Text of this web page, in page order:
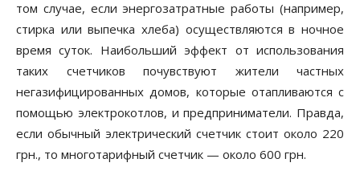
том случае, если энергозатратные работы (например,
стирка или выпечка хлеба) осуществляются в ночное
время суток. Наибольший эффект от использования
таких счетчиков почувствуют жители частных
негазифицированных домов, которые отапливаются с
помощью электрокотлов, и предприниматели. Правда,
если обычный электрический счетчик стоит около 220
грн., то многотарифный счетчик — около 600 грн.